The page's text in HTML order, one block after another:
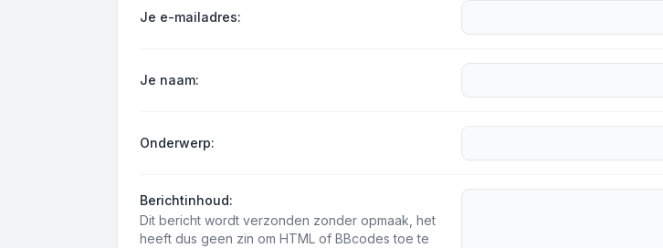
Je e-mailadres:
Je naam:
Onderwerp:
Berichtinhoud:
Dit bericht wordt verzonden zonder opmaak, het
heeft dus geen zin om HTML of BBcodes toe te